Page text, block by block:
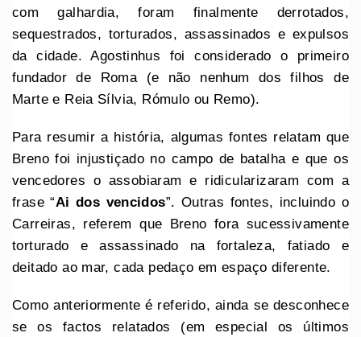
com galhardia, foram finalmente derrotados,
sequestrados, torturados, assassinados e expulsos
da cidade. Agostinhus foi considerado o primeiro
fundador de Roma (e não nenhum dos filhos de
Marte e Reia Sílvia, Rómulo ou Remo).
Para resumir a história, algumas fontes relatam que
Breno foi injustiçado no campo de batalha e que os
vencedores o assobiaram e ridicularizaram com a
frase “Ai dos vencidos”. Outras fontes, incluindo o
Carreiras, referem que Breno fora sucessivamente
torturado e assassinado na fortaleza, fatiado e
deitado ao mar, cada pedaço em espaço diferente.
Como anteriormente é referido, ainda se desconhece
se os factos relatados (em especial os últimos